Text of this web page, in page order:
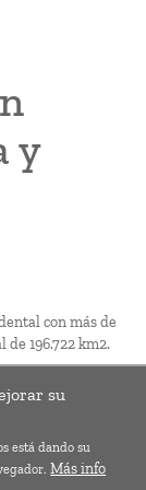
y
con más de
196.722 km2.
su
está dando su
Más info